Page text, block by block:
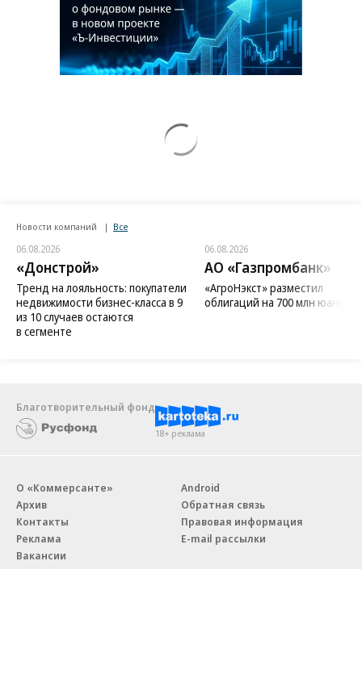
Новости компаний Все
06.08.2026
«Донстрой»
Тренд на лояльность: покупатели
недвижимости бизнес-класса в 9
из 10 случаев остаются
в сегменте
06.08.2026
АО «Газпромбанк»
«АгроНэкст» разместил
облигаций на 700 млн юаней
Благотворительный фонд
18+ реклама
О «Коммерсанте»
Архив
Контакты
Реклама
Вакансии
Android
Обратная связь
Правовая информация
E-mail рассылки